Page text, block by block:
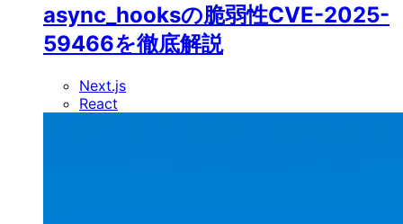
async_hooksの脆弱性CVE-2025-
59466を徹底解説
Next.js
React